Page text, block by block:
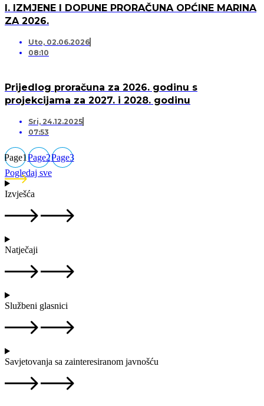
I. IZMJENE I DOPUNE PRORAČUNA OPĆINE MARINA
ZA 2026.
Uto, 02.06.2026
08:10
Prijedlog proračuna za 2026. godinu s
projekcijama za 2027. i 2028. godinu
Sri, 24.12.2025
07:53
Page1Page2Page3
Pogledaj sve
Izvješća
Natječaji
Službeni glasnici
Savjetovanja sa zainteresiranom javnošću